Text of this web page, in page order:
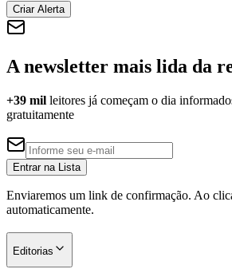
Corinthians
Criar Alerta
A newsletter mais lida da
+39 mil leitores já começam o dia
gratuitamente
Entrar na Lista
Enviaremos um link de confirmação. Ao
automaticamente.
Editorias